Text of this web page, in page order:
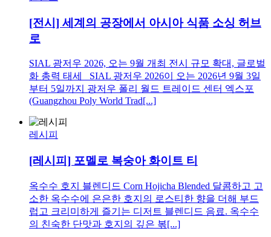
[전시] 세계의 공장에서 아시아 식품 소싱 허브
로
SIAL 광저우 2026, 오는 9월 개최 전시 규모 확대, 글로벌
화 총력 태세 SIAL 광저우 2026이 오는 2026년 9월 3일
부터 5일까지 광저우 폴리 월드 트레이드 센터 엑스포
(Guangzhou Poly World Trad[...]
레시피
[레시피] 포멜로 복숭아 화이트 티
옥수수 호지 블렌디드 Corn Hojicha Blended 달콤하고 고
소한 옥수수에 은은한 호지의 로스티한 향을 더해 부드
럽고 크리미하게 즐기는 디저트 블렌디드 음료. 옥수수
의 친숙한 단맛과 호지의 깊은 볶[...]